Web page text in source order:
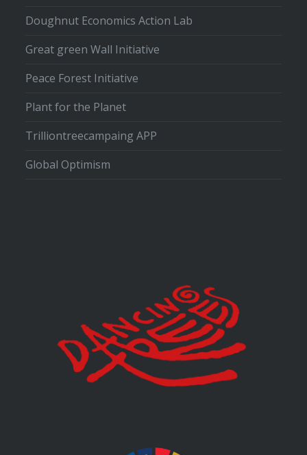
Doughnut Economics Action Lab
Great green Wall Initiative
Peace Forest Initiative
Plant for the Planet
Trilliontreecampaing APP
Global Optimism